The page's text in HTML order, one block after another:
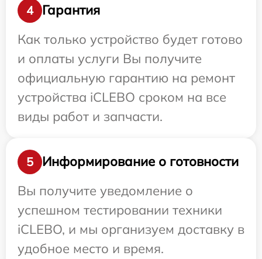
4
Гарантия
Как только устройство будет готово
и оплаты услуги Вы получите
официальную гарантию на ремонт
устройства iCLEBO сроком на все
виды работ и запчасти.
5
Информирование о готовности
Вы получите уведомление о
успешном тестировании техники
iCLEBO, и мы организуем доставку в
удобное место и время.